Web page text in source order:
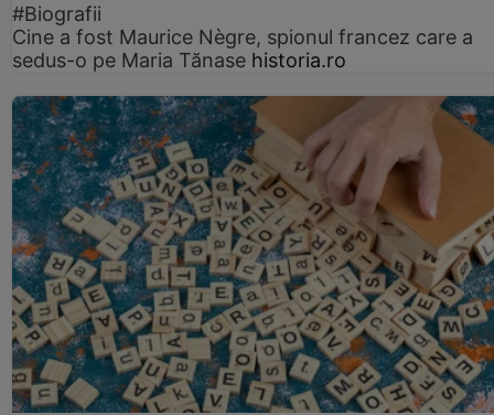
#Biografii
Cine a fost Maurice Nègre, spionul francez care a
sedus-o pe Maria Tănase historia.ro